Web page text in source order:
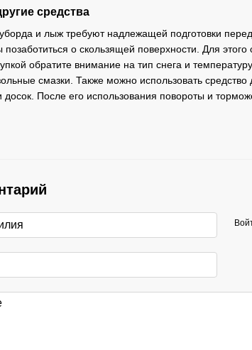
средства
и лыж требуют надлежащей подготовки
о скользящей поверхности. Для
обратите внимание на тип снега и
смазки. Также можно использовать
досок. После его использования повороты и